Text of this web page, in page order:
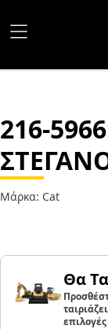
216-5966
Μάρκα: Cat
Θα